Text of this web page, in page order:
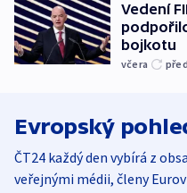
Vedení
bojkotu
včera
Evropský
ČT24 každý den vybírá z
veřejnými médii, členy